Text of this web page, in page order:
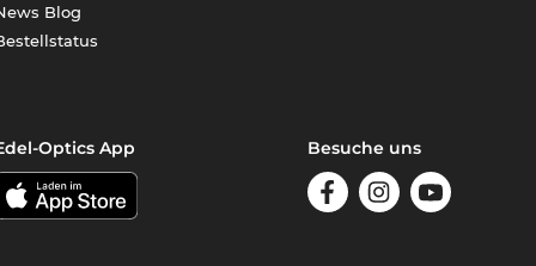
Blog
Optics App Besuche uns